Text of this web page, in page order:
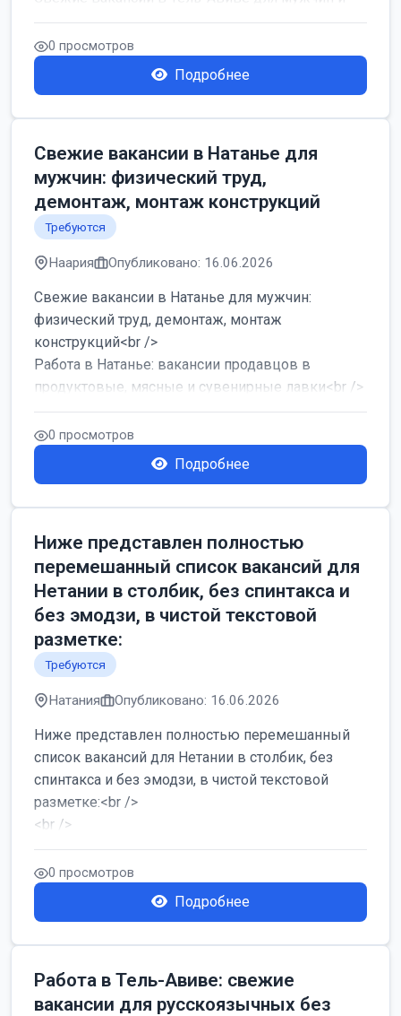
женщин от хозя...
0 просмотров
Подробнее
Свежие вакансии в Натанье для
мужчин: физический труд,
демонтаж, монтаж конструкций
Требуются
Наария Опубликовано: 16.06.2026
Свежие вакансии в Натанье для мужчин:
физический труд, демонтаж, монтаж
конструкций<br />
Работа в Натанье: вакансии продавцов в
продуктовые, мясные и сувенирные лавки<br />
Разнорабочий на сборку м...
0 просмотров
Подробнее
Ниже представлен полностью
перемешанный список вакансий для
Нетании в столбик, без спинтакса и
без эмодзи, в чистой текстовой
разметке:
Требуются
Натания Опубликовано: 16.06.2026
Ниже представлен полностью перемешанный
список вакансий для Нетании в столбик, без
спинтакса и без эмодзи, в чистой текстовой
разметке:<br />
<br />
Работа в Нетании на мебельном производстве:
требу...
0 просмотров
Подробнее
Работа в Тель-Авиве: свежие
вакансии для русскоязычных без